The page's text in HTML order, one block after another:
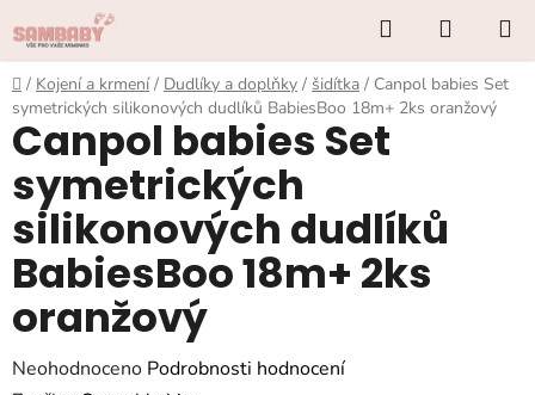
na
obsah
Hledat
KOŠÍK
Domů
/ Kojení a krmení / Dudlíky a doplňky / šidítka / Canpol babies Set
symetrických silikonových dudlíků BabiesBoo 18m+ 2ks oranžový
Canpol babies Set
symetrických
silikonových dudlíků
BabiesBoo 18m+ 2ks
oranžový
Průměrné
Neohodnoceno Podrobnosti hodnocení